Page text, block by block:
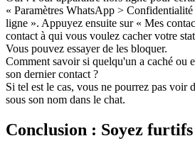
« Paramètres WhatsApp >
ligne ». Appuyez ensuite sur « Mes
contact à qui vous voulez cacher votre
Vous pouvez essayer de les bloquer.
Comment savoir si quelqu'un a caché ou
son dernier contact ?
Si tel est le cas, vous ne pourrez pas voir
sous son nom dans le chat.
Conclusion : Soyez furtifs